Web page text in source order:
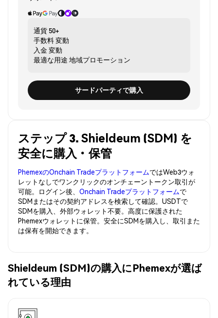
通貨 50+
手数料変動
入金 変動
最適な用途 地域プロモーション
サードパーティで購入
ステップ 3. Shieldeum (SDM) を
安全に購入・保管
PhemexのOnchain TradeプラットフォームではWeb3ウォ
レットなしでワンクリックのオンチェーントークン取引が
可能。ログイン後、 Onchain Tradeプラットフォームで
SDMまたはその契約アドレスを検索して確認。USDTで
SDMを購入、外部ウォレット不要。高度に保護された
Phemexウォレットに保管。安全にSDMを購入し、取引また
は保有を開始できます。
Shieldeum (SDM)の購入にPhemexが選ば
れている理由